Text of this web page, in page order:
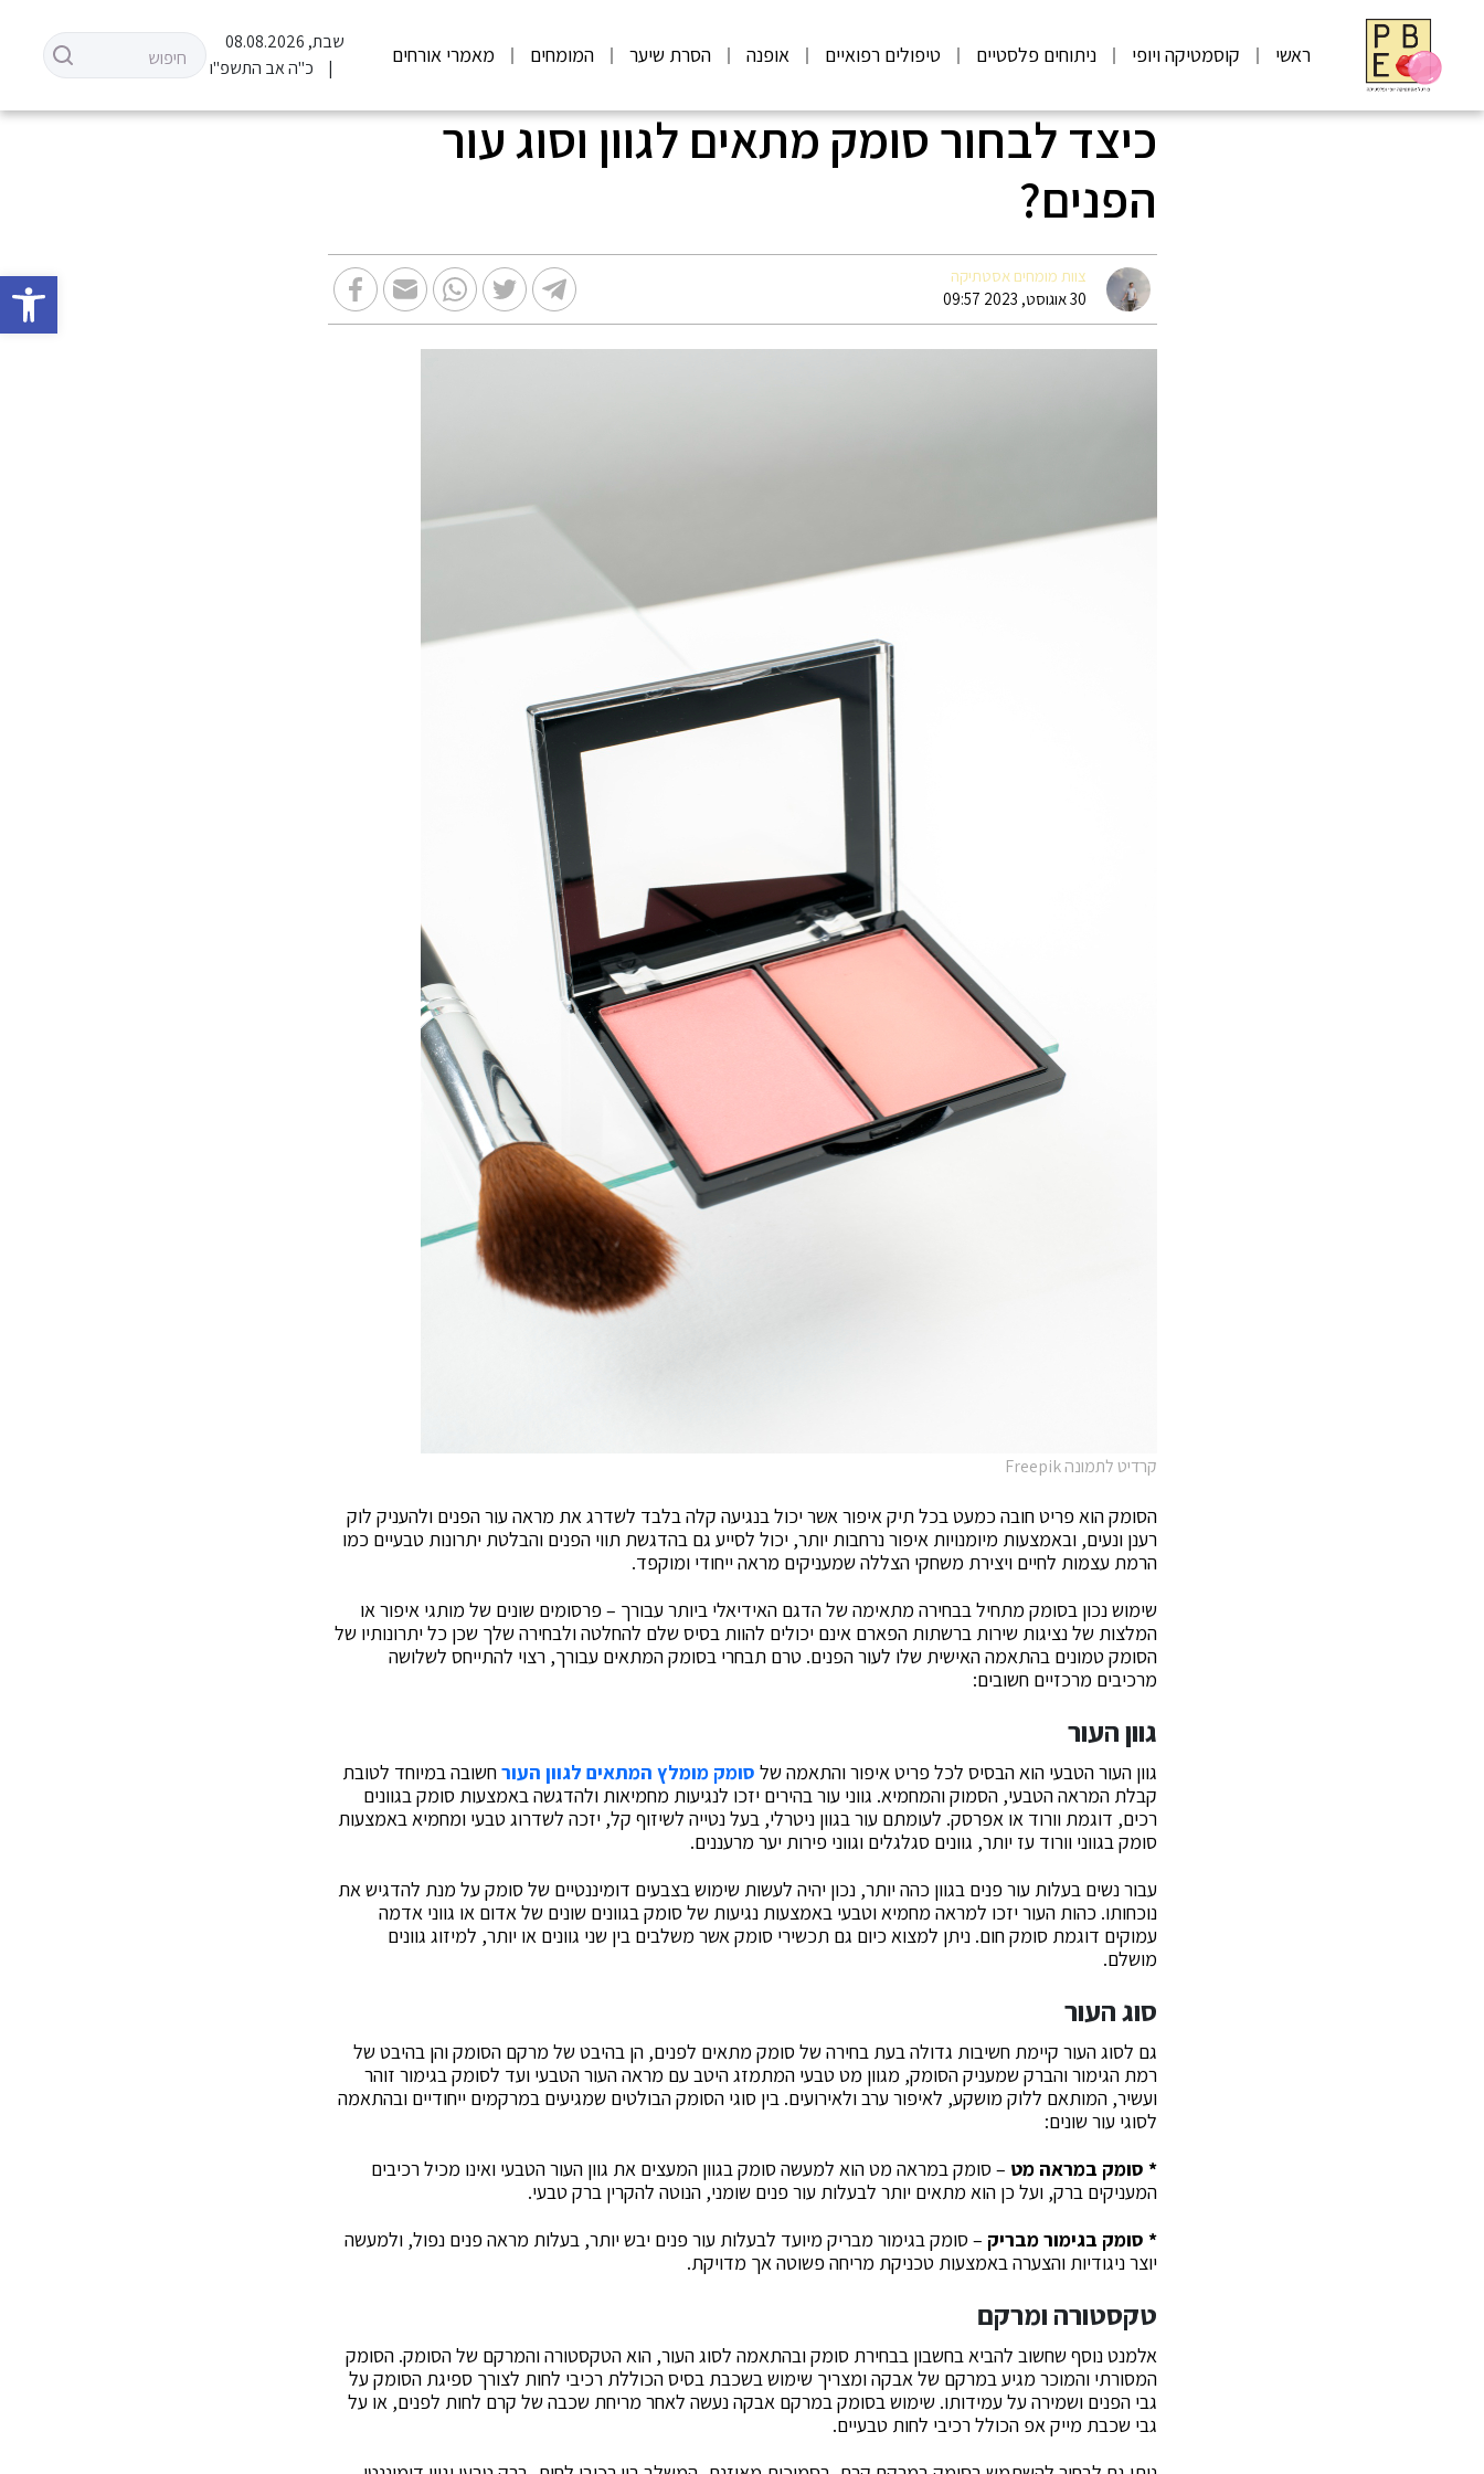
פתח
ראשי קוסמטיקה ויופי ניתוחים פלסטיים טיפולים רפואיים אופנה הסרת שיער המומחים מאמרי אורחים
שבת, 08.08.2026
כ"ה אב התשפ"ו
כיצד לבחור סומק מתאים לגוון וסוג עור
הפנים?
צוות מומחים אסטתיקה
30 אוגוסט, 2023 09:57
קרדיט לתמונה Freepik
הסומק הוא פריט חובה כמעט בכל תיק איפור אשר יכול בנגיעה קלה בלבד לשדרג את מראה עור הפנים ולהעניק לוק
רענן ונעים, ובאמצעות מיומנויות איפור נרחבות יותר, יכול לסייע גם בהדגשת תווי הפנים והבלטת יתרונות טבעיים כמו
הרמת עצמות לחיים ויצירת משחקי הצללה שמעניקים מראה ייחודי ומוקפד.
שימוש נכון בסומק מתחיל בבחירה מתאימה של הדגם האידיאלי ביותר עבורך – פרסומים שונים של מותגי איפור או
המלצות של נציגות שירות ברשתות הפארם אינם יכולים להוות בסיס שלם להחלטה ולבחירה שלך שכן כל יתרונותיו של
הסומק טמונים בהתאמה האישית שלו לעור הפנים. טרם תבחרי בסומק המתאים עבורך, רצוי להתייחס לשלושה
מרכיבים מרכזיים חשובים:
גוון העור
גוון העור הטבעי הוא הבסיס לכל פריט איפור והתאמה של סומק מומלץ המתאים לגוון העורחשובה במיוחד לטובת
קבלת המראה הטבעי, הסמוק והמחמיא. גווני עור בהירים יזכו לנגיעות מחמיאות ולהדגשה באמצעות סומק בגוונים
רכים, דוגמת וורוד או אפרסק. לעומתם עור בגוון ניטרלי, בעל נטייה לשיזוף קל, יזכה לשדרוג טבעי ומחמיא באמצעות
סומק בגווני וורוד עז יותר, גוונים סגלגלים וגווני פירות יער מרעננים.
עבור נשים בעלות עור פנים בגוון כהה יותר, נכון יהיה לעשות שימוש בצבעים דומיננטיים של סומק על מנת להדגיש את
נוכחותו. כהות העור יזכו למראה מחמיא וטבעי באמצעות נגיעות של סומק בגוונים שונים של אדום או גווני אדמה
עמוקים דוגמת סומק חום. ניתן למצוא כיום גם תכשירי סומק אשר משלבים בין שני גוונים או יותר, למיזוג גוונים
מושלם.
סוג העור
גם לסוג העור קיימת חשיבות גדולה בעת בחירה של סומק מתאים לפנים, הן בהיבט של מרקם הסומק והן בהיבט של
רמת הגימור והברק שמעניק הסומק, מגוון מט טבעי המתמזג היטב עם מראה העור הטבעי ועד לסומק בגימור זוהר
ועשיר, המותאם ללוק מושקע, לאיפור ערב ולאירועים. בין סוגי הסומק הבולטים שמגיעים במרקמים ייחודיים ובהתאמה
לסוגי עור שונים:
* סומק במראה מט – סומק במראה מט הוא למעשה סומק בגוון המעצים את גוון העור הטבעי ואינו מכיל רכיבים
המעניקים ברק, ועל כן הוא מתאים יותר לבעלות עור פנים שומני, הנוטה להקרין ברק טבעי.
* סומק בגימור מבריק – סומק בגימור מבריק מיועד לבעלות עור פנים יבש יותר, בעלות מראה פנים נפול, ולמעשה
יוצר ניגודיות והצערה באמצעות טכניקת מריחה פשוטה אך מדויקת.
טקסטורה ומרקם
אלמנט נוסף שחשוב להביא בחשבון בבחירת סומק ובהתאמה לסוג העור, הוא הטקסטורה והמרקם של הסומק. הסומק
המסורתי והמוכר מגיע במרקם של אבקה ומצריך שימוש בשכבת בסיס הכוללת רכיבי לחות לצורך ספיגת הסומק על
גבי הפנים ושמירה על עמידותו. שימוש בסומק במרקם אבקה נעשה לאחר מריחת שכבה של קרם לחות לפנים, או על
גבי שכבת מייק אפ הכולל רכיבי לחות טבעיים.